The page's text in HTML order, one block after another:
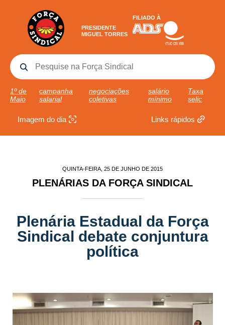
PRESIDENTE
MIGUEL TORRES
FILIADO À
1º de
Maio
campanha
salarial
negociações
coletivas
salário
mínimo
Taxa
selic
Imagem do dia Links rápidos
QUINTA-FEIRA, 25 DE JUNHO DE 2015
PLENÁRIAS DA FORÇA SINDICAL
Plenária Estadual da Força
Sindical debate conjuntura
política